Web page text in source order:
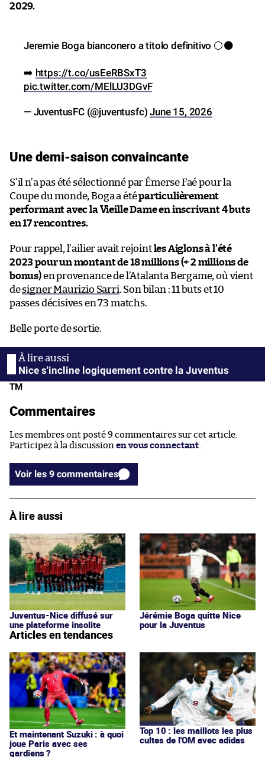
2029.
Jeremie Boga bianconero a titolo definitivo ⚪⚫
➡️ https://t.co/usEeRBSxT3
pic.twitter.com/MElLU3DGvF
— JuventusFC (@juventusfc)June 15, 2026
Une demi-saison convaincante
S’il n’a pas été sélectionné par Émerse Faé pour la
Coupe du monde, Boga a étéparticulièrement
performant avec la Vieille Dame en inscrivant 4 buts
en 17 rencontres.
Pour rappel, l’ailier avait rejointles Aiglons à l’été
2023 pour un montant de 18 millions (+ 2 millions de
bonus)en provenance de l’Atalanta Bergame, où vient
designer Maurizio Sarri. Son bilan : 11 buts et 10
passes décisives en 73 matchs.
Belle porte de sortie.
Nice s'incline logiquement contre la Juventus
TM
Commentaires
Les membres ont posté 9 commentaires sur cet article.
Participez à la discussion en vous connectant
Voir les 9 commentaires
À lire aussi
Juventus-Nice diffusé sur
une plateforme insolite
Jérémie Boga quitte Nice
pour la Juventus
Articles en tendances
Et maintenant Suzuki : à quoi
joue Paris avec ses
gardiens ?
Top 10 : les maillots les plus
cultes de l'OM avec adidas